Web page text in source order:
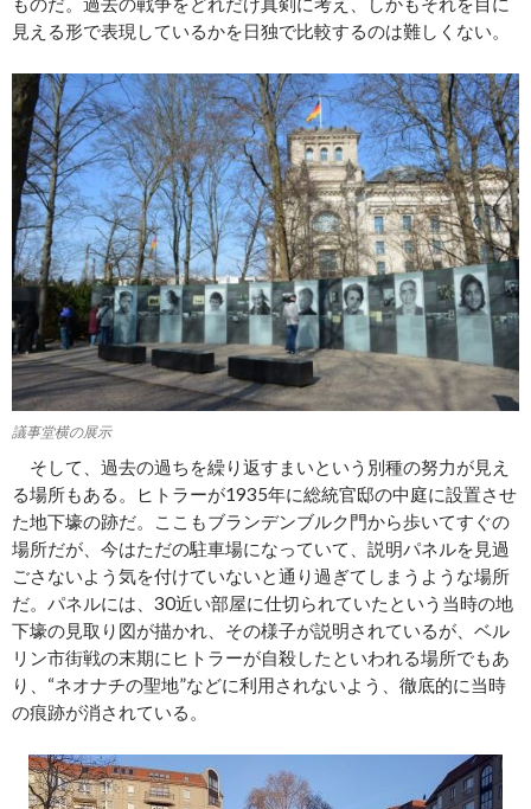
見える形で表現しているかを日独で比較するのは難しくない。
議事堂横の展示
そして、過去の過ちを繰り返すまいという別種の努力が見え
る場所もある。ヒトラーが1935年に総統官邸の中庭に設置させ
た地下壕の跡だ。ここもブランデンブルク門から歩いてすぐの
場所だが、今はただの駐車場になっていて、説明パネルを見過
ごさないよう気を付けていないと通り過ぎてしまうような場所
だ。パネルには、30近い部屋に仕切られていたという当時の地
下壕の見取り図が描かれ、その様子が説明されているが、ベル
リン市街戦の末期にヒトラーが自殺したといわれる場所でもあ
り、“ネオナチの聖地”などに利用されないよう、徹底的に当時
の痕跡が消されている。